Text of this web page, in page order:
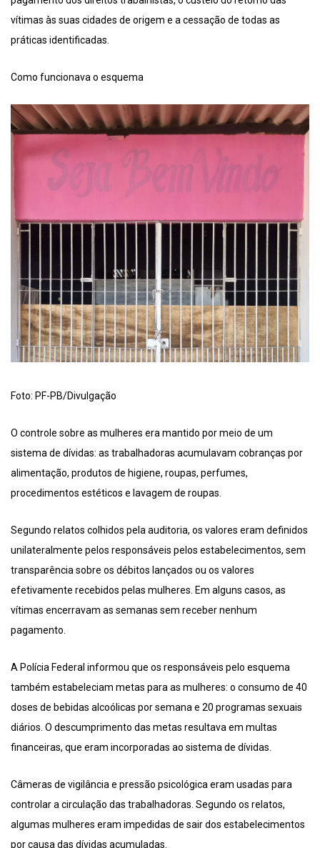
vítimas às suas cidades de origem e a cessação de todas as
práticas identificadas.
Como funcionava o esquema
Foto: PF-PB/Divulgação
O controle sobre as mulheres era mantido por meio de um
sistema de dívidas: as trabalhadoras acumulavam cobranças por
alimentação, produtos de higiene, roupas, perfumes,
procedimentos estéticos e lavagem de roupas.
Segundo relatos colhidos pela auditoria, os valores eram definidos
unilateralmente pelos responsáveis pelos estabelecimentos, sem
transparência sobre os débitos lançados ou os valores
efetivamente recebidos pelas mulheres. Em alguns casos, as
vítimas encerravam as semanas sem receber nenhum
pagamento.
A Polícia Federal informou que os responsáveis pelo esquema
também estabeleciam metas para as mulheres: o consumo de 40
doses de bebidas alcoólicas por semana e 20 programas sexuais
diários. O descumprimento das metas resultava em multas
financeiras, que eram incorporadas ao sistema de dívidas.
Câmeras de vigilância e pressão psicológica eram usadas para
controlar a circulação das trabalhadoras. Segundo os relatos,
algumas mulheres eram impedidas de sair dos estabelecimentos
por causa das dívidas acumuladas.